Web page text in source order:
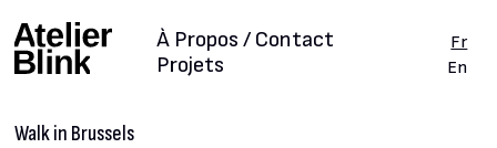
Projets
À Propos / Contact
Fr
En
Walk in Brussels